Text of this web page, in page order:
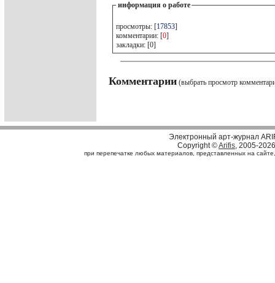
информация о работе
просмотры: [17853]
комментарии: [0]
закладки: [0]
Комментарии (выбрать просмотр
Электронный арт-журнал
Copyright ©Arifis, 2005-2026
при перепечатке любых материалов, представленных на